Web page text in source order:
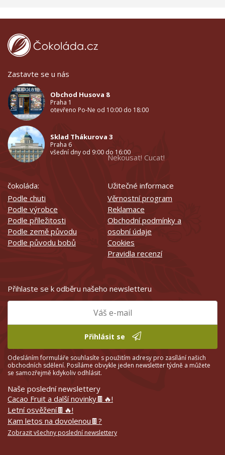
Zastavte se u nás
Obchod Husova 8
Praha 1
otevřeno Po-Ne od 10:00 do 18:00
Sklad Thákurova 3
Praha 6
všední dny od 9:00 do 16:00
čokoláda:
Podle chuti
Podle výrobce
Podle příležitosti
Podle země původu
Podle původu bobů
Nekousat! Cucat!
Užitečné informace
Věrnostní program
Reklamace
Obchodní podmínky a
osobní údaje
Cookies
Pravidla recenzí
Přihlaste se k odběru našeho newsletteru
Přihlásit se
Odesláním formuláře souhlasíte s použitím adresy pro zasílání našich
obchodních sdělení. Posíláme obvykle jeden newsletter týdně a můžete
se samozřejmě kdykoliv odhlásit.
Naše poslední newslettery
Cacao Fruit a další novinky🍫🔥!
Letní osvěžení🍫🔥!
Kam letos na dovolenou🍫?
Zobrazit všechny poslední newslettery